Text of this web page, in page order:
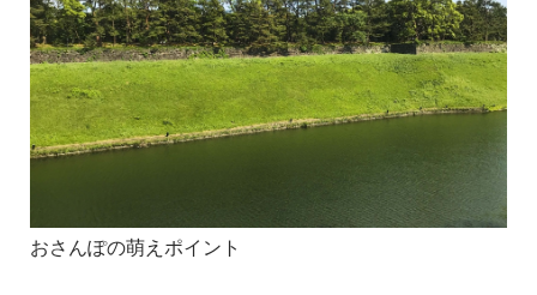
おさんぽの萌えポイント